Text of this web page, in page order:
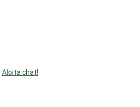
Aloita chat!